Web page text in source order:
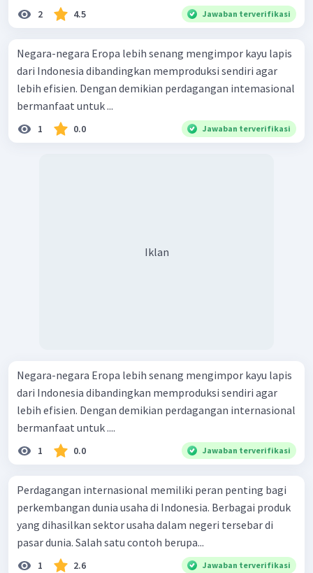
2 4.5 Jawaban terverifikasi
Negara-negara Eropa lebih senang mengimpor kayu lapis
dari Indonesia dibandingkan memproduksi sendiri agar
lebih efisien. Dengan demikian perdagangan intemasional
bermanfaat untuk ...
1 0.0 Jawaban terverifikasi
Iklan
Negara-negara Eropa lebih senang mengimpor kayu lapis
dari Indonesia dibandingkan memproduksi sendiri agar
lebih efisien. Dengan demikian perdagangan internasional
bermanfaat untuk ....
1 0.0 Jawaban terverifikasi
Perdagangan internasional memiliki peran penting bagi
perkembangan dunia usaha di Indonesia. Berbagai produk
yang dihasilkan sektor usaha dalam negeri tersebar di
pasar dunia. Salah satu contoh berupa...
1 2.6 Jawaban terverifikasi